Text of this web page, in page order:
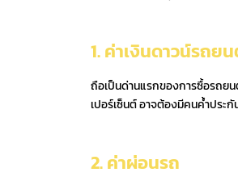
1. ค่าเงินดาวน์รถย
ถือเป็นด่านแรกของการซื้อรถย
เปอร์เซ็นต์ อาจต้องมีคนค้ำประ
2. ค่าผ่อนรถ